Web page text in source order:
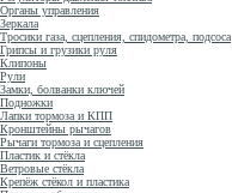
Органы управления
Зеркала
Тросики газа, сцепления, спидометра, подсоса
Грипсы и грузики руля
Клипоны
Рули
Замки, болванки ключей
Подножки
Лапки тормоза и КПП
Кронштейны рычагов
Рычаги тормоза и сцепления
Пластик и стёкла
Ветровые стёкла
Крепёж стёкол и пластика